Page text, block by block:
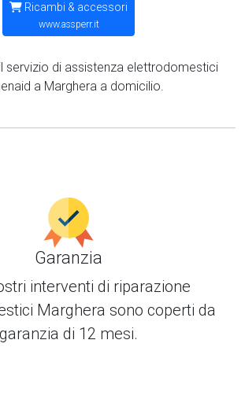
Ricambi & accessori
www.assperr.it
servizio di assistenza elettrodomestici
a Marghera a domicilio.
Garanzia
interventi di riparazione
Marghera sono coperti da
garanzia di 12 mesi.